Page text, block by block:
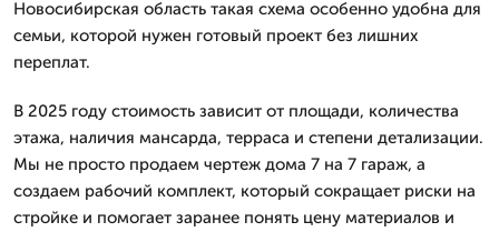
Новосибирская область такая схема особенно удобна для
семьи, которой нужен готовый проект без лишних
переплат.
В 2025 году стоимость зависит от площади, количества
этажа, наличия мансарда, терраса и степени детализации.
Мы не просто продаем чертеж дома 7 на 7 гараж, а
создаем рабочий комплект, который сокращает риски на
стройке и помогает заранее понять цену материалов и